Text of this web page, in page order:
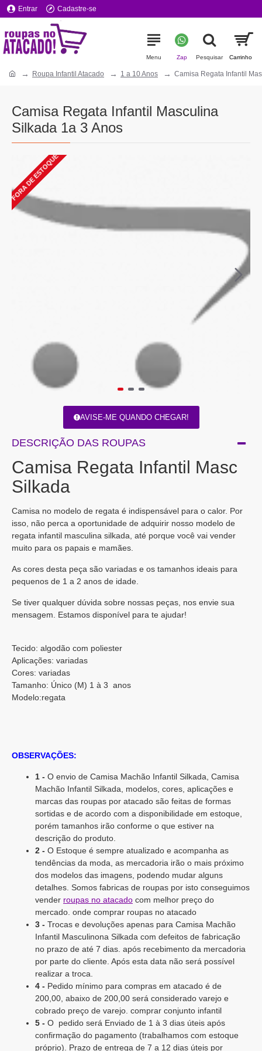
Entrar Cadastre-se
Roupa Infantil Atacado 1 a 10 Anos Camisa Regata Infantil
Camisa Regata Infantil Masculina
Silkada 1a 3 Anos
FORA DE ESTOQUE
AVISE-ME QUANDO CHEGAR!
DESCRIÇÃO DAS ROUPAS
Camisa Regata Infantil Masc
Silkada
Camisa no modelo de regata é indispensável para o calor. Por
isso, não perca a oportunidade de adquirir nosso modelo de
regata infantil masculina silkada, até porque você vai vender
muito para os papais e mamães.
As cores desta peça são variadas e os tamanhos ideais para
pequenos de 1 a 2 anos de idade.
Se tiver qualquer dúvida sobre nossas peças, nos envie sua
mensagem. Estamos disponível para te ajudar!
Tecido: algodão com poliester
Aplicações: variadas
Cores: variadas
Tamanho: Único (M) 1 à 3 anos
Modelo:regata
OBSERVAÇÕES:
1 - O envio de Camisa Machão Infantil Silkada, Camisa
Machão Infantil Silkada, modelos, cores, aplicações e
marcas das roupas por atacado são feitas de formas
sortidas e de acordo com a disponibilidade em estoque,
porém tamanhos irão conforme o que estiver na
descrição do produto.
2 - O Estoque é sempre atualizado e acompanha as
tendências da moda, as mercadoria irão o mais próximo
dos modelos das imagens, podendo mudar alguns
detalhes. Somos fabricas de roupas por isto conseguimos
vender roupas no atacado com melhor preço do
mercado. onde comprar roupas no atacado
3 - Trocas e devoluções apenas para Camisa Machão
Infantil Masculinona Silkada com defeitos de fabricação
no prazo de até 7 dias. após recebimento da mercadoria
por parte do cliente. Após esta data não será possível
realizar a troca.
4 - Pedido mínimo para compras em atacado é de
200,00, abaixo de 200,00 será considerado varejo e
cobrado preço de varejo. comprar conjunto infantil
5 - O pedido será Enviado de 1 à 3 dias úteis após
confirmação do pagamento (trabalhamos com estoque
próprio). Prazo de entrega de 7 a 12 dias úteis por